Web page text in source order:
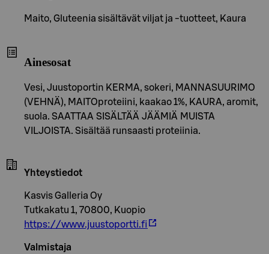
Maito, Gluteenia sisältävät viljat ja -tuotteet, Kaura
Ainesosat
Vesi, Juustoportin KERMA, sokeri, MANNASUURIMO
(VEHNÄ), MAITOproteiini, kaakao 1%, KAURA, aromit,
suola. SAATTAA SISÄLTÄÄ JÄÄMIÄ MUISTA
VILJOISTA. Sisältää runsaasti proteiinia.
Yhteystiedot
Kasvis Galleria Oy
Tutkakatu 1, 70800, Kuopio
https://www.juustoportti.fi
Valmistaja